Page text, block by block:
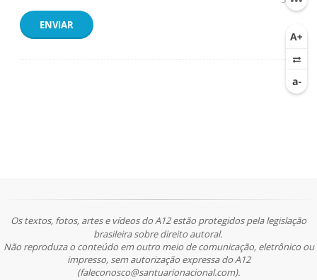
ENVIAR
Os textos, fotos, artes e vídeos do A12 estão protegidos pela legislação
brasileira sobre direito autoral.
Não reproduza o conteúdo em outro meio de comunicação, eletrônico ou
impresso, sem autorização expressa do A12
(faleconosco@santuarionacional.com).